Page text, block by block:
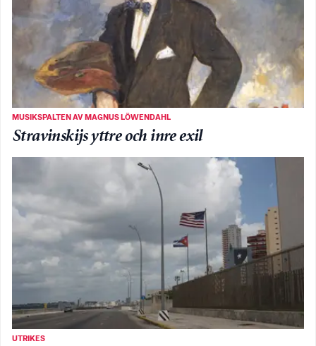
MUSIKSPALTEN AV MAGNUS LÖWENDAHL
Stravinskijs yttre och inre exil
UTRIKES